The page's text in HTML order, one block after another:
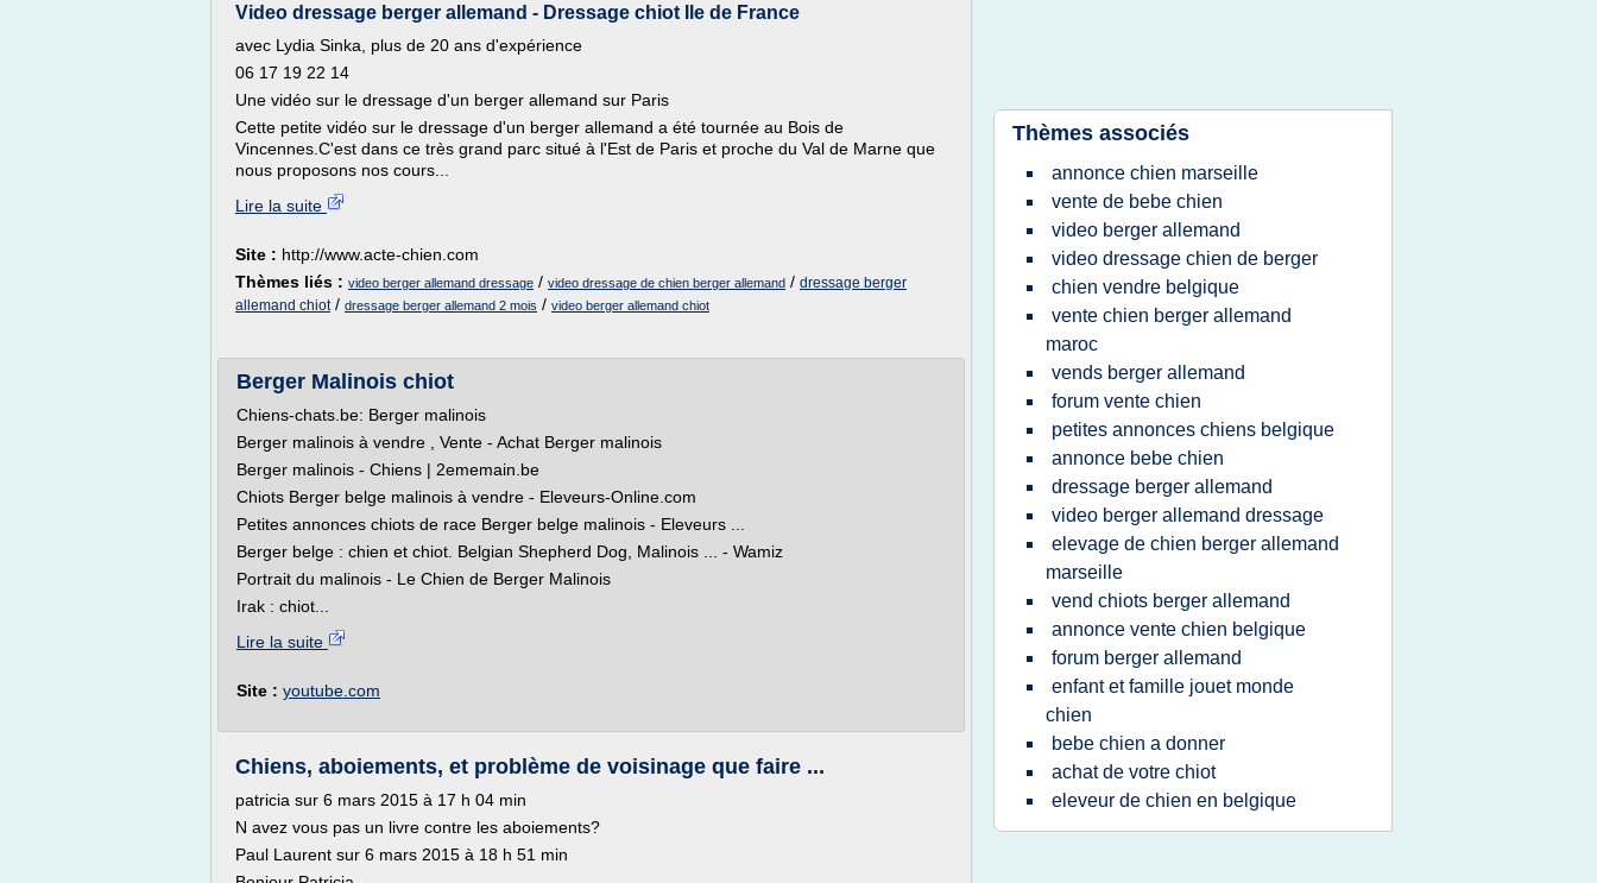
Video dressage berger allemand - Dressage chiot Ile de France
avec Lydia Sinka, plus de 20 ans d'expérience
06 17 19 22 14
Une vidéo sur le dressage d'un berger allemand sur Paris
Cette petite vidéo sur le dressage d'un berger allemand a été tournée au Bois de
Vincennes.C'est dans ce très grand parc situé à l'Est de Paris et proche du Val de Marne que
nous proposons nos cours...
Lire la suite
Site : http://www.acte-chien.com
Thèmes liés : video berger allemand dressage / video dressage de chien berger allemand / dressage berger
allemand chiot/ dressage berger allemand 2 mois / video berger allemand chiot
Berger Malinois chiot
Chiens-chats.be: Berger malinois
Berger malinois à vendre , Vente - Achat Berger malinois
Berger malinois - Chiens | 2ememain.be
Chiots Berger belge malinois à vendre - Eleveurs-Online.com
Petites annonces chiots de race Berger belge malinois - Eleveurs ...
Berger belge : chien et chiot. Belgian Shepherd Dog, Malinois ... - Wamiz
Portrait du malinois - Le Chien de Berger Malinois
Irak : chiot...
Lire la suite
Site : youtube.com
Chiens, aboiements, et problème de voisinage que faire ...
patricia sur 6 mars 2015 à 17 h 04 min
N avez vous pas un livre contre les aboiements?
Paul Laurent sur 6 mars 2015 à 18 h 51 min
Thèmes associés
annonce chien marseille
vente de bebe chien
video berger allemand
video dressage chien de berger
chien vendre belgique
vente chien berger allemand
maroc
vends berger allemand
forum vente chien
petites annonces chiens belgique
annonce bebe chien
dressage berger allemand
video berger allemand dressage
elevage de chien berger allemand
marseille
vend chiots berger allemand
annonce vente chien belgique
forum berger allemand
enfant et famille jouet monde
chien
bebe chien a donner
achat de votre chiot
eleveur de chien en belgique